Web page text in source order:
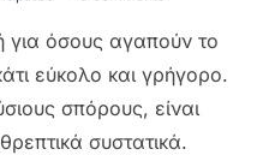
για όσους αγαπούν το
εύκολο και γρήγορο.
σπόρους, είναι
συστατικά.